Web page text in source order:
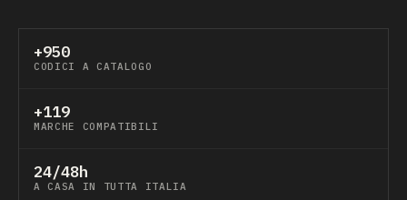
+950
CODICI A CATALOGO
+119
MARCHE COMPATIBILI
24/48h
A CASA IN TUTTA ITALIA